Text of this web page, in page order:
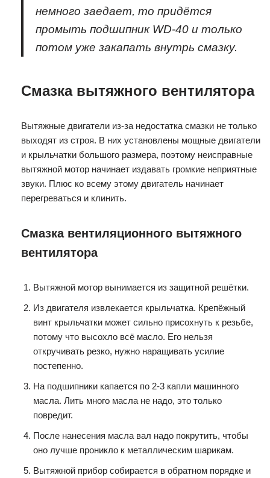
немного заедает, то придётся
промыть подшипник WD-40 и только
потом уже закапать внутрь смазку.
Смазка вытяжного вентилятора
Вытяжные двигатели из-за недостатка смазки не только
выходят из строя. В них установлены мощные двигатели
и крыльчатки большого размера, поэтому неисправные
вытяжной мотор начинает издавать громкие неприятные
звуки. Плюс ко всему этому двигатель начинает
перегреваться и клинить.
Смазка вентиляционного вытяжного
вентилятора
Вытяжной мотор вынимается из защитной решётки.
Из двигателя извлекается крыльчатка. Крепёжный
винт крыльчатки может сильно присохнуть к резьбе,
потому что высохло всё масло. Его нельзя
откручивать резко, нужно наращивать усилие
постепенно.
На подшипники капается по 2-3 капли машинного
масла. Лить много масла не надо, это только
повредит.
После нанесения масла вал надо покрутить, чтобы
оно лучше проникло к металлическим шарикам.
Вытяжной прибор собирается в обратном порядке и